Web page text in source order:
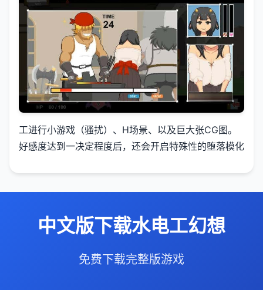
工进行小游戏（骚扰）、H场景、以及巨大张CG图。
好感度达到一决定程度后，还会开启特殊性的堕落模化
中文版下载水电工幻想
免费下载完整版游戏